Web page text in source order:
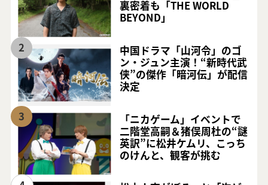
裏密着も「THE WORLD
BEYOND」
2
中国ドラマ「山河令」のゴ
ン・ジュン主演！“新時代武
侠”の傑作「暗河伝」が配信
決定
3
「ニカゲーム」イベントで
二階堂高嗣＆猪俣周杜の“謎
英訳”に松井ケムリ、こっち
のけんと、観客が挑む